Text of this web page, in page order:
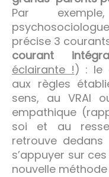
Par
précise 3
courant
éclairante !) : le
aux règles
sens, au VRAI
empathique
soi et au
retrouve
s’appuyer sur
nouvelle